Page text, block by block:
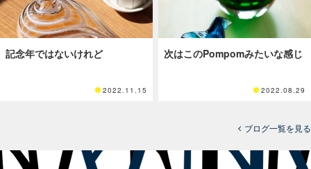
記念年ではないけれど
2022.11.15
次はこのPompomみたいな感じ
2022.08.29
ブログ一覧を見る